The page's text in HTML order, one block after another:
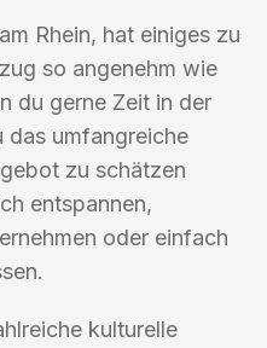
Rhein, hat einiges zu
so angenehm wie
du gerne Zeit in der
das umfangreiche
zu schätzen
entspannen,
oder einfach
kulturelle